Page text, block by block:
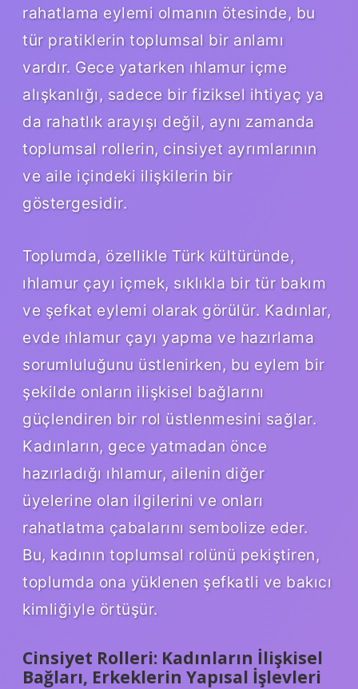
rahatlama eylemi olmanın ötesinde, bu
tür pratiklerin toplumsal bir anlamı
vardır. Gece yatarken ıhlamur içme
alışkanlığı, sadece bir fiziksel ihtiyaç ya
da rahatlık arayışı değil, aynı zamanda
toplumsal rollerin, cinsiyet ayrımlarının
ve aile içindeki ilişkilerin bir
göstergesidir.
Toplumda, özellikle Türk kültüründe,
ıhlamur çayı içmek, sıklıkla bir tür bakım
ve şefkat eylemi olarak görülür. Kadınlar,
evde ıhlamur çayı yapma ve hazırlama
sorumluluğunu üstlenirken, bu eylem bir
şekilde onların ilişkisel bağlarını
güçlendiren bir rol üstlenmesini sağlar.
Kadınların, gece yatmadan önce
hazırladığı ıhlamur, ailenin diğer
üyelerine olan ilgilerini ve onları
rahatlatma çabalarını sembolize eder.
Bu, kadının toplumsal rolünü pekiştiren,
toplumda ona yüklenen şefkatli ve bakıcı
kimliğiyle örtüşür.
Cinsiyet Rolleri: Kadınların İlişkisel
Bağları, Erkeklerin Yapısal İşlevleri